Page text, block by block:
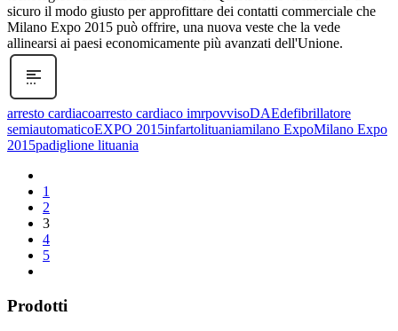
sicuro il modo giusto per approfittare dei contatti commerciale che
Milano Expo 2015 può offrire, una nuova veste che la vede
allinearsi ai paesi economicamente più avanzati dell'Unione.
arresto cardiacoarresto cardiaco imrpovvisoDAEdefibrillatore
semiautomaticoEXPO 2015infartolituaniamilano ExpoMilano Expo
2015padiglione lituania
1
2
3
4
5
Prodotti